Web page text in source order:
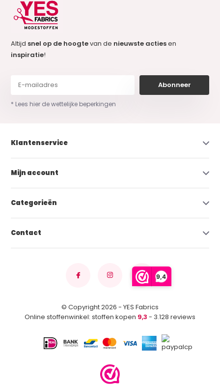
9,4
Altijd snel op de hoogtevan de nieuwste actiesen
inspiratie!
Abonneer
* Lees hier de wettelijke beperkingen
Klantenservice
Mijn account
Categorieën
Contact
© Copyright 2026 - YES Fabrics
Online stoffenwinkel: stoffen kopen 9,3 - 3.128 reviews